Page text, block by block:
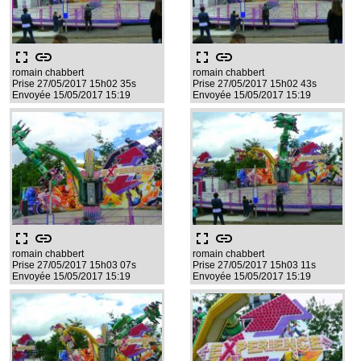
fullscreen link
romain chabbert
Prise 27/05/2017 15h02 35s
Envoyée 15/05/2017 15:19
fullscreen link
romain chabbert
Prise 27/05/2017 15h02 43s
Envoyée 15/05/2017 15:19
fullscreen link
romain chabbert
Prise 27/05/2017 15h03 07s
Envoyée 15/05/2017 15:19
fullscreen link
romain chabbert
Prise 27/05/2017 15h03 11s
Envoyée 15/05/2017 15:19